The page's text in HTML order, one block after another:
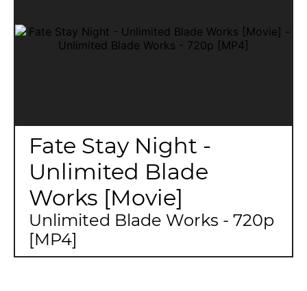
Fate Stay Night -
Unlimited Blade
Works [Movie]
Unlimited Blade Works - 720p
[MP4]